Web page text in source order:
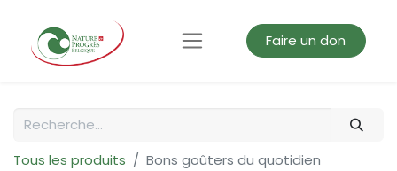
Faire un don
Tous les produits Bons goûters du quotidien